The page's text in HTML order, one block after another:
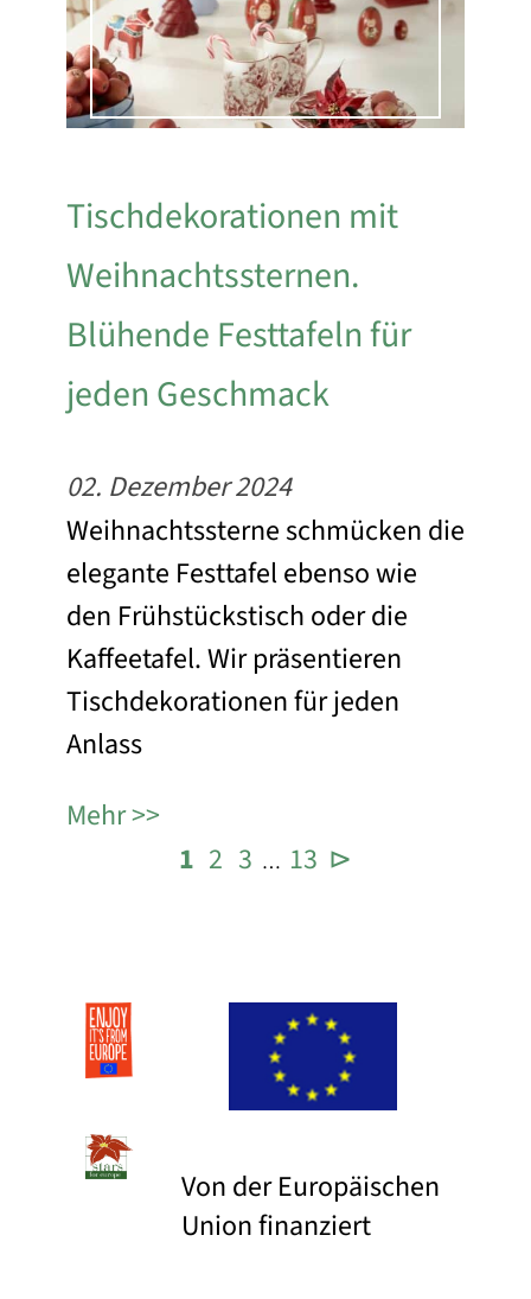
Tischdekorationen mit
Weihnachtssternen.
Blühende Festtafeln für
jeden Geschmack
02. Dezember 2024
Weihnachtssterne schmücken die
elegante Festtafel ebenso wie
den Frühstückstisch oder die
Kaffeetafel. Wir präsentieren
Tischdekorationen für jeden
Anlass
Mehr
1 2 3 … 13 ⊳
Von der Europäischen
Union finanziert